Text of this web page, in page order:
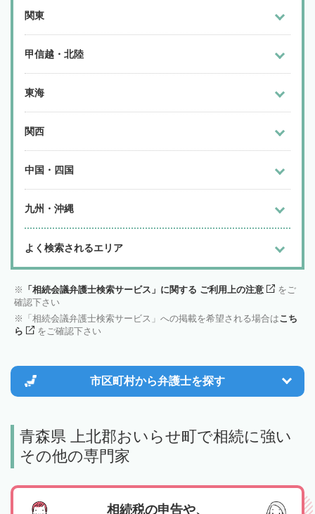
関東
甲信越・北陸
東海
関西
中国・四国
九州・沖縄
よく検索されるエリア
「相続会議弁護士検索サービス」に関する ご利用上の注意
をご
確認下さい
「相続会議弁護士検索サービス」への掲載を希望される場合はこち
ら
をご確認下さい
市区町村から弁護士を探す
青森県 上北郡おいらせ町で相続に強い
その他の専門家
相続税の申告や、